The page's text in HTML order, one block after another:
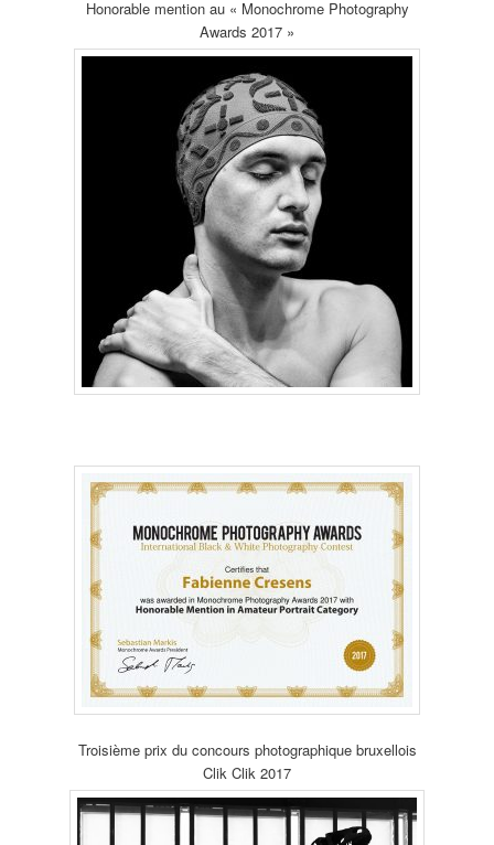
Honorable mention au « Monochrome Photography
Awards 2017 »
Troisième prix du concours photographique bruxellois
Clik Clik 2017